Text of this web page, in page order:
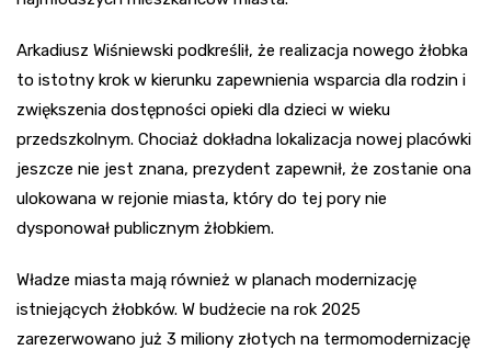
Arkadiusz Wiśniewski podkreślił, że realizacja nowego żłobka
to istotny krok w kierunku zapewnienia wsparcia dla rodzin i
zwiększenia dostępności opieki dla dzieci w wieku
przedszkolnym. Chociaż dokładna lokalizacja nowej placówki
jeszcze nie jest znana, prezydent zapewnił, że zostanie ona
ulokowana w rejonie miasta, który do tej pory nie
dysponował publicznym żłobkiem.
Władze miasta mają również w planach modernizację
istniejących żłobków. W budżecie na rok 2025
zarezerwowano już 3 miliony złotych na termomodernizację